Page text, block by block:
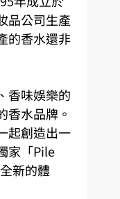
品公司生產
的香水還非
香味娛樂的
香水品牌。
起創造出一
家「Pile
新的體